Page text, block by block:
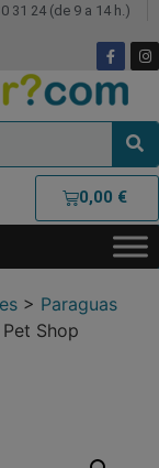
31 24 (de 9 a 14 h.)
0,00 €
> Paraguas
Shop